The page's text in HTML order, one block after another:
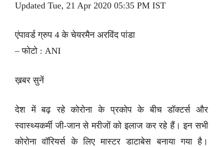
Updated Tue, 21 Apr 2020 05:35 PM IST
एंपावर्ड ग्रुप 4 के चेयरमैन अरविंद पांडा
– फोटो : ANI
ख़बर सुनें
देश में बढ़ रहे कोरोना के प्रकोप के बीच डॉक्टर्स और
स्वास्थ्यकर्मी जी-जान से मरीजों को इलाज कर रहे हैं। इन सभी
कोरोना वॉरियर्स के लिए मास्टर डाटाबेस बनाया गया है।